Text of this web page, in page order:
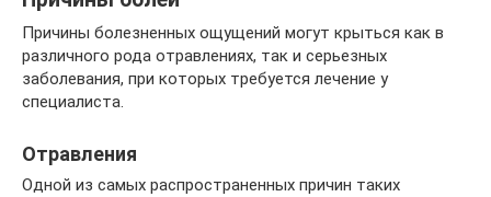
Причины болезненных ощущений могут крыться как в
различного рода отравлениях, так и серьезных
заболевания, при которых требуется лечение у
специалиста.
Отравления
Одной из самых распространенных причин таких